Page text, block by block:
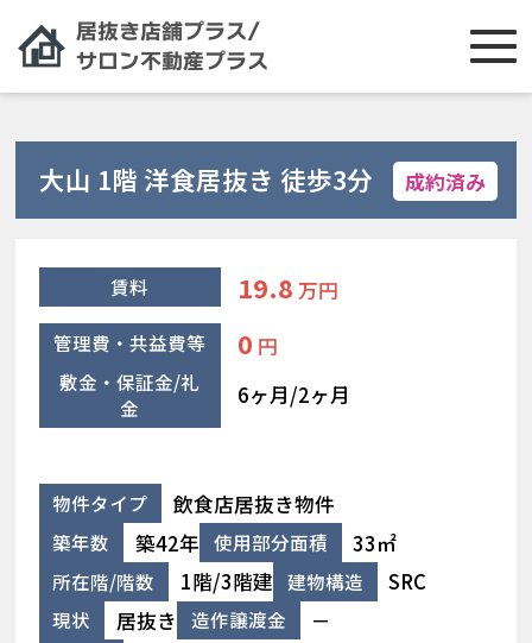
大山 1階 洋食居抜き 徒歩3分 成約済み
賃料 19.8 万円
管理費・共益費等 0 円
敷金・保証金/礼
金
6ヶ月/2ヶ月
物件タイプ 飲食店居抜き物件
築年数 築42年 使用部分面積 33㎡
所在階/階数 1階/3階建 建物構造 SRC
現状 居抜き 造作譲渡金 －